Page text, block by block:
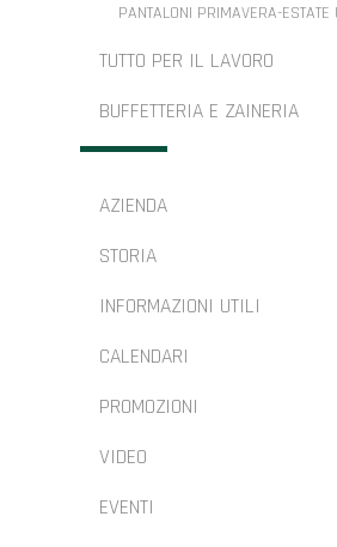
PANTALONI PRIMAVERA-ESTATE
TUTTO PER IL LAVORO
BUFFETTERIA E ZAINERIA
AZIENDA
STORIA
INFORMAZIONI UTILI
CALENDARI
PROMOZIONI
VIDEO
EVENTI